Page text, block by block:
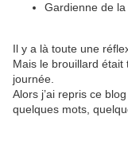
Gardienne de la
Il y a là toute une
Mais le brouillard était
journée.
Alors j’ai repris ce
quelques mots,